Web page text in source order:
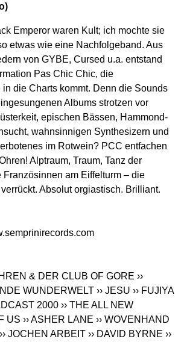
Emperor waren Kult; ich mochte sie
etwas wie eine Nachfolgeband. Aus
von GYBE, Cursed u.a. entstand
Pas Chic Chic, die
die Charts kommt. Denn die Sounds
Albums strotzen vor
epischen Bässen, Hammond-
wahnsinnigen Synthesizern und
im Rotwein? PCC entfachen
Alptraum, Traum, Tanz der
Französinnen am Eiffelturm – die
Absolut orgiastisch. Brilliant.
& DER CLUB OF GORE ››
WUNDERWELT ›› JESU ›› FUJIYA
2000 ›› THE ALL NEW
US ›› ASHER LANE ›› WOVENHAND
›› JOCHEN ARBEIT ›› DAVID BYRNE ››